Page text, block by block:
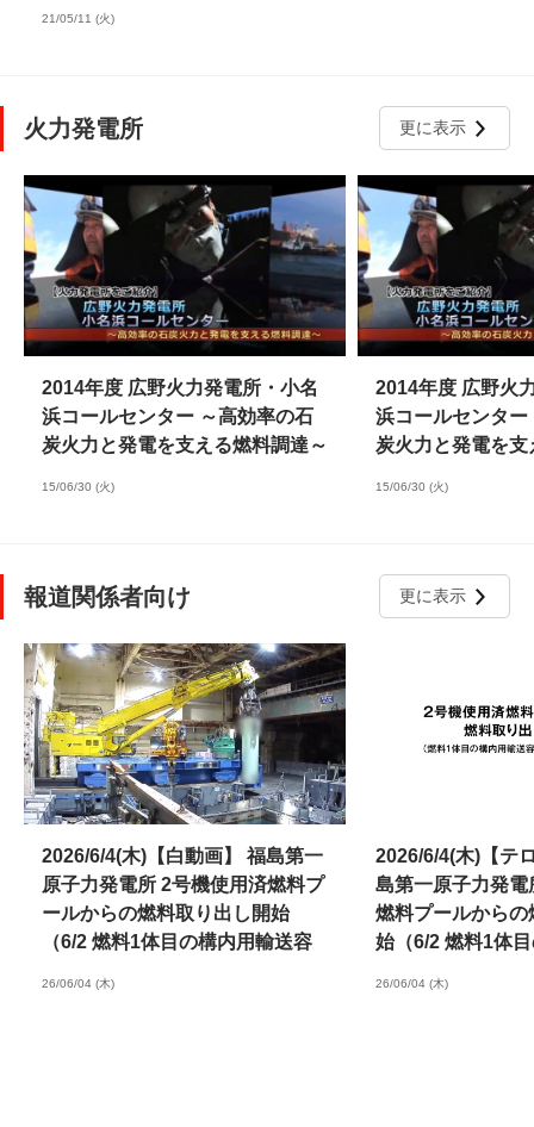
21/05/11 (火)
火力発電所 更に表示
2014年度 広野火力発電所・小名
浜コールセンター ～高効率の石
炭火力と発電を支える燃料調達～
15/06/30 (火)
2014年度 広野火
浜コールセンター
炭火力と発電を
15/06/30 (火)
報道関係者向け 更に表示
2026/6/4(木)【白動画】 福島第一
原子力発電所 2号機使用済燃料プ
ールからの燃料取り出し開始
（6/2 燃料1体目の構内用輸送容
26/06/04 (木)
2026/6/4(木)【テ
島第一原子力発電
燃料プールから
始（6/2 燃料1体
26/06/04 (木)